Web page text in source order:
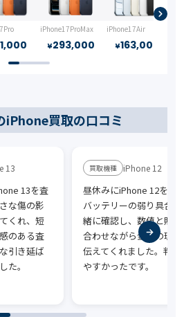
iPhone17ProMax
¥293,000
iPhone17Air
¥163,000
買取の口コミ
13
13を査
な傷の影
くれ、短
のある査
引き延ば
た。
iPhone 12
昼休みにiPhone 12を持
バッテリーの弱り具合
緒に確認し、数値と照
合わせながら金額の理
伝えてくれました。判断
やすかったです。